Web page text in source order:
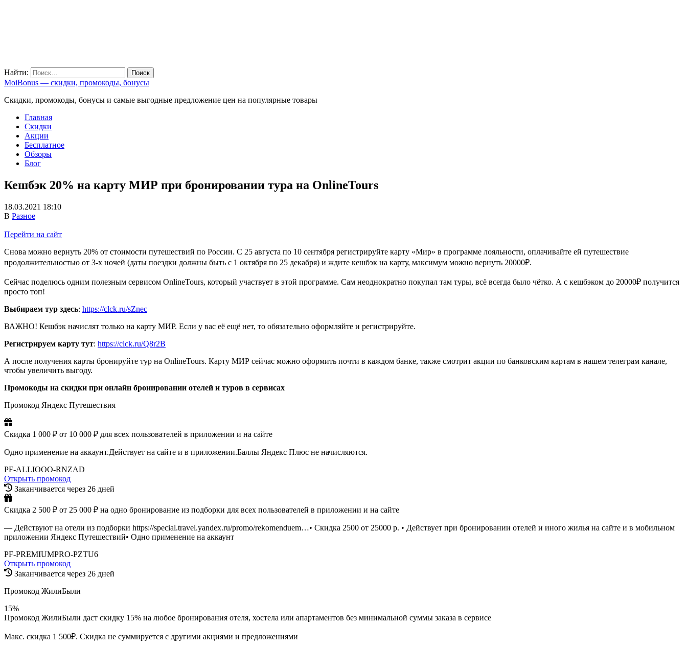
Найти:
MoiBonus — скидки, промокоды, бонусы
Скидки, промокоды, бонусы и самые выгодные предложение цен на популярные товары
Главная
Скидки
Акции
Бесплатное
Обзоры
Блог
Кешбэк 20% на карту МИР при бронировании тура на OnlineTours
18.03.2021 18:10
В Разное
Перейти на сайт
Снова можно вернуть 20% от стоимости путешествий по России. С 25 августа по 10 сентября регистрируйте карту «Мир» в программе лояльности, оплачивайте ей путешествие
продолжительностью от 3-х ночей (даты поездки должны быть с 1 октября по 25 декабря) и ждите кешбэк на карту, максимум можно вернуть 20000₽.
Сейчас поделюсь одним полезным сервисом OnlineTours, который участвует в этой программе. Сам неоднократно покупал там туры, всё всегда было чётко. А с кешбэком до 20000₽ получится
просто топ!
Выбираем тур здесь: https://clck.ru/sZnec
ВАЖНО! Кешбэк начислят только на карту МИР. Если у вас её ещё нет, то обязательно оформляйте и регистрируйте.
Регистрируем карту тут: https://clck.ru/Q8r2B
А после получения карты бронируйте тур на OnlineTours. Карту МИР сейчас можно оформить почти в каждом банке, также смотрит акции по банковским картам в нашем телеграм канале,
чтобы увеличить выгоду.
Промокоды на скидки при онлайн бронировании отелей и туров в сервисах
Промокод Яндекс Путешествия
Скидка 1 000 ₽ от 10 000 ₽ для всех пользователей в приложении и на сайте
Одно применение на аккаунт.Действует на сайте и в приложении.Баллы Яндекс Плюс не начисляются.
PF-ALLIOOO-RNZAD
Открыть промокод
Заканчивается через 26 дней
Скидка 2 500 ₽ от 25 000 ₽ на одно бронирование из подборки для всех пользователей в приложении и на сайте
— Действуют на отели из подборки https://special.travel.yandex.ru/promo/rekomenduem…• Скидка 2500 от 25000 р. • Действует при бронировании отелей и иного жилья на сайте и в мобильном
приложении Яндекс Путешествий• Одно применение на аккаунт
PF-PREMIUMPRO-PZTU6
Открыть промокод
Заканчивается через 26 дней
Промокод ЖилиБыли
15%
Промокод ЖилиБыли даст скидку 15% на любое бронирования отеля, хостела или апартаментов без минимальной суммы заказа в сервисе
Макс. скидка 1 500₽. Скидка не суммируется с другими акциями и предложениями